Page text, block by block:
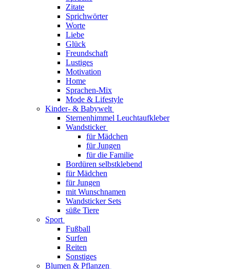
Zitate
Sprichwörter
Worte
Liebe
Glück
Freundschaft
Lustiges
Motivation
Home
Sprachen-Mix
Mode & Lifestyle
Kinder- & Babywelt
Sternenhimmel Leuchtaufkleber
Wandsticker
für Mädchen
für Jungen
für die Familie
Bordüren selbstklebend
für Mädchen
für Jungen
mit Wunschnamen
Wandsticker Sets
süße Tiere
Sport
Fußball
Surfen
Reiten
Sonstiges
Blumen & Pflanzen